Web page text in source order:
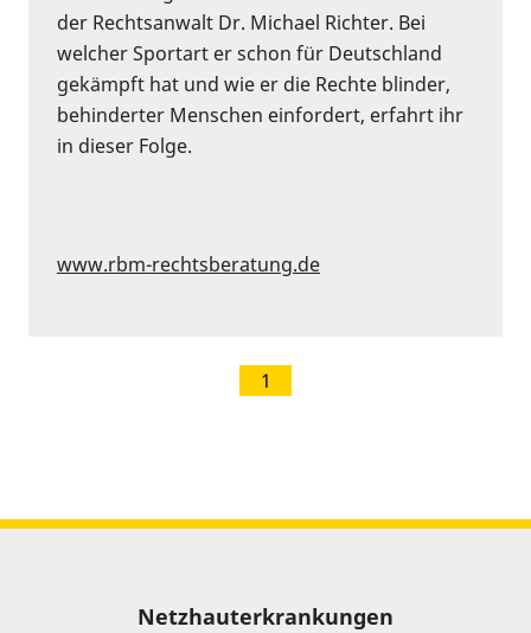
der Rechtsanwalt Dr. Michael Richter. Bei
welcher Sportart er schon für Deutschland
gekämpft hat und wie er die Rechte blinder,
behinderter Menschen einfordert, erfahrt ihr
in dieser Folge.
www.rbm-rechtsberatung.de
1
Netzhauterkrankungen